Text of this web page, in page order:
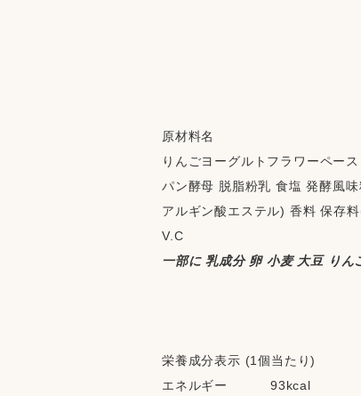
原材料名
りんごヨーグルトフラワーペー
パン酵母 脱脂粉乳 食塩 発酵風
アルギン酸エステル) 香料 保存
V.C
一部に 乳成分 卵 小麦 大豆 りん
栄養成分表示 (1個当たり)
エネルギー          93kcal